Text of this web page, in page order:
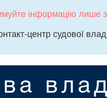
інформацію лише
центр судової